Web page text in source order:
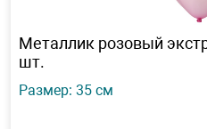
Металлик розовый
шт.
Размер: 35 см